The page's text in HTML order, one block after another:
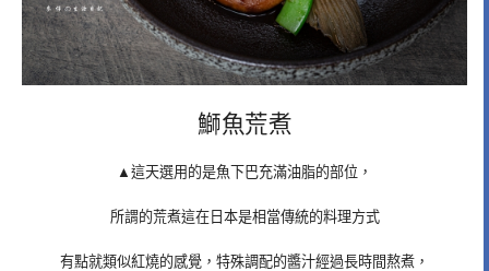
鰤魚荒煮
▲這天選用的是魚下巴充滿油脂的部位，
所謂的荒煮這在日本是相當傳統的料理方式
有點就類似紅燒的感覺，特殊調配的醬汁經過長時間熬煮，